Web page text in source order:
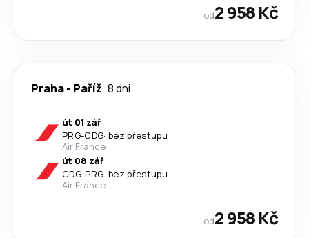
od2 958 Kč
Praha- Paříž 8 dni
út 01 zář
PRG-CDG· bez přestupu
Air France
út 08 zář
CDG-PRG· bez přestupu
Air France
od2 958 Kč